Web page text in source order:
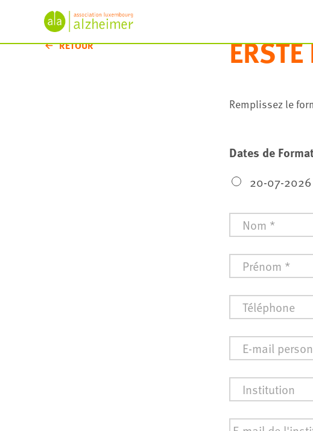
RETOUR
Remplissez le
Dates de
20-07-2026
Nom *
Prénom *
Téléphone *
E-
mail *
Institution
Email *